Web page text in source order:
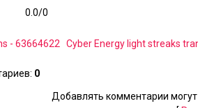
0.0/0
- 63664622 Cyber Energy light streaks
: 0
Добавлять комментарии могут